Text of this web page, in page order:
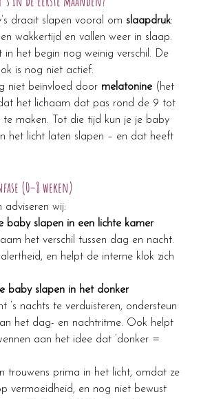
draait slapen vooral om slaapdruk:
wakkertijd en vallen weer in slaap.
het begin nog weinig verschil. De
is nog niet actief.
niet beïnvloed door melatonine (het
het lichaam dat pas rond de 9 tot
te maken. Tot die tijd kun je je baby
het licht laten slapen – en dat heeft
(0–8 weken)
adviseren wij:
baby slapen in een lichte kamer
het verschil tussen dag en nacht.
en helpt de interne klok zich
baby slapen in het donker
’s nachts te verduisteren, ondersteun
het dag- en nachtritme. Ook helpt
aan het idee dat ‘donker =
trouwens prima in het licht, omdat ze
vermoeidheid, en nog niet bewust